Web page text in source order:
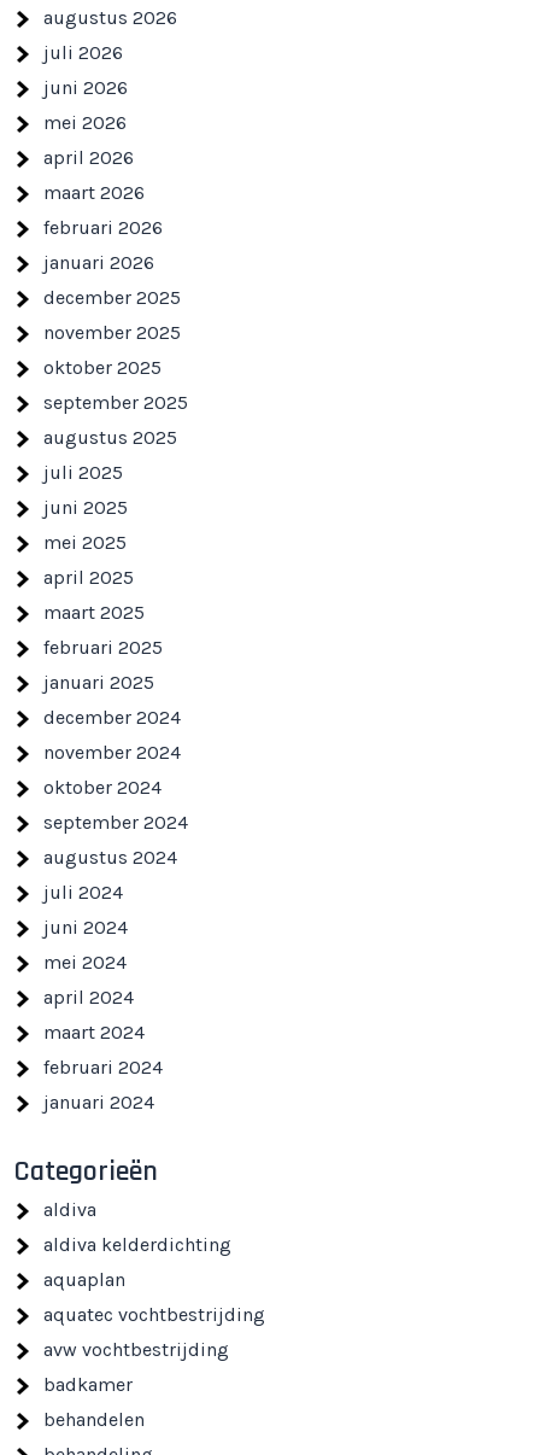
augustus 2026
juli 2026
juni 2026
mei 2026
april 2026
maart 2026
februari 2026
januari 2026
december 2025
november 2025
oktober 2025
september 2025
augustus 2025
juli 2025
juni 2025
mei 2025
april 2025
maart 2025
februari 2025
januari 2025
december 2024
november 2024
oktober 2024
september 2024
augustus 2024
juli 2024
juni 2024
mei 2024
april 2024
maart 2024
februari 2024
januari 2024
Categorieën
aldiva
aldiva kelderdichting
aquaplan
aquatec vochtbestrijding
avw vochtbestrijding
badkamer
behandelen